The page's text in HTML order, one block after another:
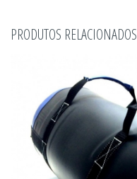
PRODUTOS RELACIONADOS